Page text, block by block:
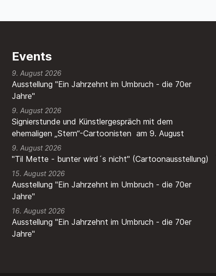
Events
9. August 2026
Ausstellung "Ein Jahrzehnt im Umbruch - die 70er
Jahre"
9. August 2026
Signierstunde und Künstlergespräch mit dem
ehemaligen „Stern“-Cartoonisten am 9. August
9. August 2026
"Til Mette - bunter wird´s nicht" (Cartoonausstellung)
15. August 2026
Ausstellung "Ein Jahrzehnt im Umbruch - die 70er
Jahre"
16. August 2026
Ausstellung "Ein Jahrzehnt im Umbruch - die 70er
Jahre"